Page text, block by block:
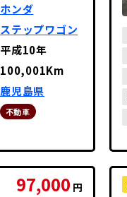
ホンダ
ステップワゴン
平成10年
100,001Km
鹿児島県
不動車
97,000 円